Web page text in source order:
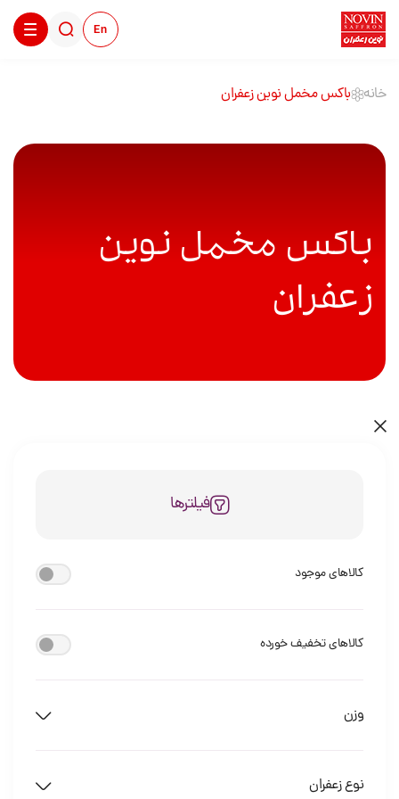
En
خانه باکس مخمل نوین زعفران
باکس مخمل نوین
زعفران
فیلترها
کالاهای موجود
کالاهای تخفیف خورده
وزن
نوع زعفران